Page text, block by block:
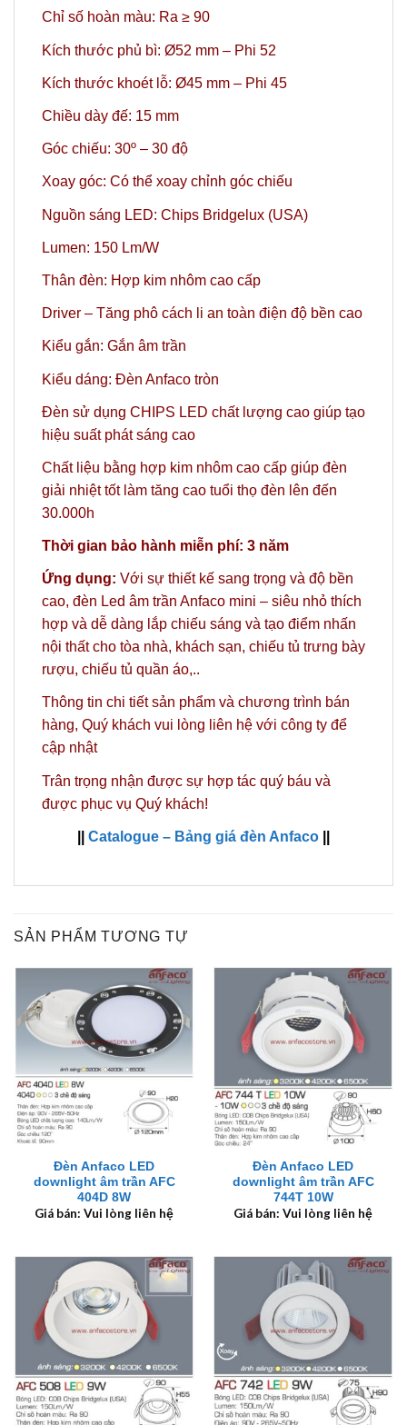
Chỉ số hoàn màu: Ra ≥ 90
Kích thước phủ bì: Ø52 mm – Phi 52
Kích thước khoét lỗ: Ø45 mm – Phi 45
Chiều dày đế: 15 mm
Góc chiếu: 30º – 30 độ
Xoay góc: Có thể xoay chỉnh góc chiếu
Nguồn sáng LED: Chips Bridgelux (USA)
Lumen: 150 Lm/W
Thân đèn: Hợp kim nhôm cao cấp
Driver – Tăng phô cách li an toàn điện độ bền cao
Kiểu gắn: Gắn âm trần
Kiểu dáng: Đèn Anfaco tròn
Đèn sử dụng CHIPS LED chất lượng cao giúp tạo
hiệu suất phát sáng cao
Chất liệu bằng hợp kim nhôm cao cấp giúp đèn
giải nhiệt tốt làm tăng cao tuổi thọ đèn lên đến
30.000h
Thời gian bảo hành miễn phí: 3 năm
Ứng dụng: Với sự thiết kế sang trọng và độ bền
cao, đèn Led âm trần Anfaco mini – siêu nhỏ thích
hợp và dễ dàng lắp chiếu sáng và tạo điểm nhấn
nội thất cho tòa nhà, khách sạn, chiếu tủ trưng bày
rượu, chiếu tủ quần áo,..
Thông tin chi tiết sản phẩm và chương trình bán
hàng, Quý khách vui lòng liên hệ với công ty để
cập nhật
Trân trọng nhận được sự hợp tác quý báu và
được phục vụ Quý khách!
Catalogue – Bảng giá đèn Anfaco
SẢN PHẨM TƯƠNG TỰ
Đèn Anfaco LED
downlight âm trần AFC
404D 8W
Giá bán: Vui lòng liên hệ
Đèn Anfaco LED
downlight âm trần AFC
744T 10W
Giá bán: Vui lòng liên hệ